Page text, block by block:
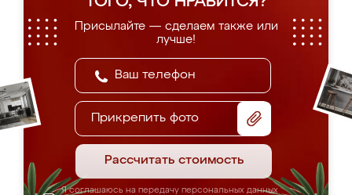
Присылайте — сделаем также или
лучше!
Прикрепить фото
Рассчитать стоимость
Я соглашаюсь на передачу персональных данных